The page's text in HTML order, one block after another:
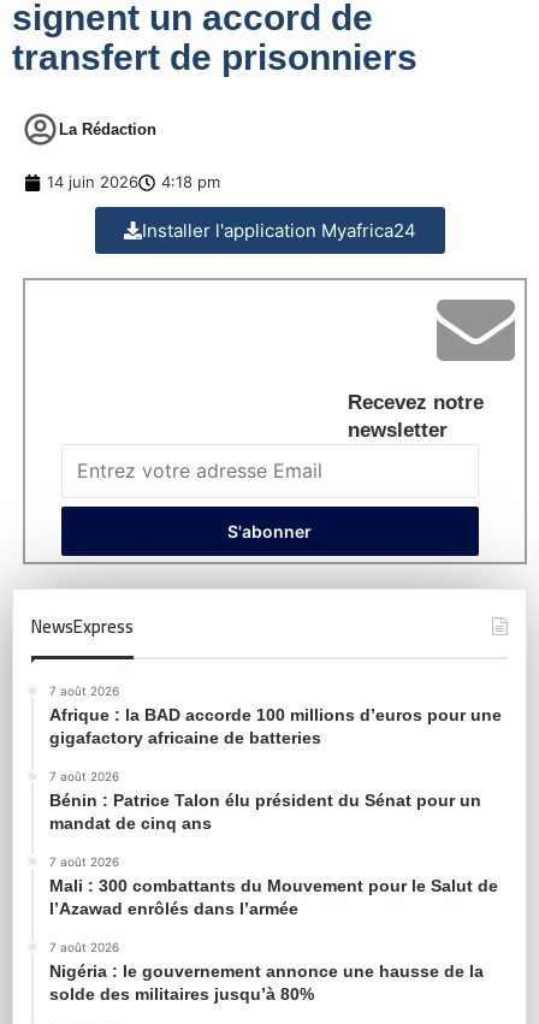
signent un accord de
transfert de prisonniers
La Rédaction
14 juin 2026 4:18 pm
Installer l'application Myafrica24
Recevez notre
newsletter
NewsExpress
7 août 2026
Afrique : la BAD accorde 100 millions d’euros pour une
gigafactory africaine de batteries
7 août 2026
Bénin : Patrice Talon élu président du Sénat pour un
mandat de cinq ans
7 août 2026
Mali : 300 combattants du Mouvement pour le Salut de
l’Azawad enrôlés dans l’armée
7 août 2026
Nigéria : le gouvernement annonce une hausse de la
solde des militaires jusqu’à 80%